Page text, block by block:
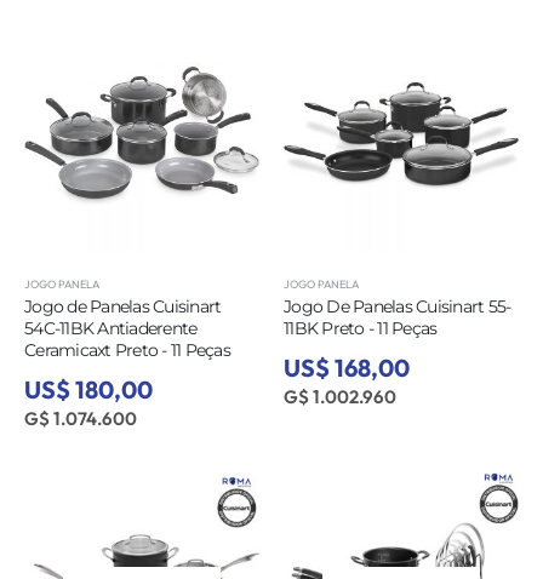
JOGO PANELA
Jogo de Panelas Cuisinart
54C-11BK Antiaderente
Ceramicaxt Preto - 11 Peças
US$ 180,00
G$ 1.074.600
JOGO PANELA
Jogo De Panelas Cuisinart 55-
11BK Preto - 11 Peças
US$ 168,00
G$ 1.002.960